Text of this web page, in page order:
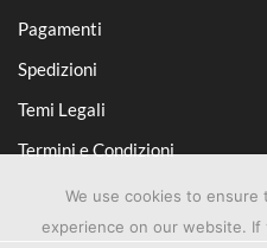
Pagamenti
Spedizioni
Temi Legali
Termini e Condizioni
We use cookies to
experience on our website.